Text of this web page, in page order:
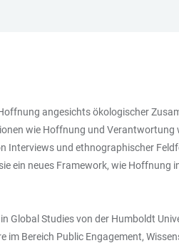
angesichts ökologischer
wie Hoffnung und
und ethnographischer
ein neues Framework, wie
Global Studies von der Humboldt
Bereich Public Engagement,